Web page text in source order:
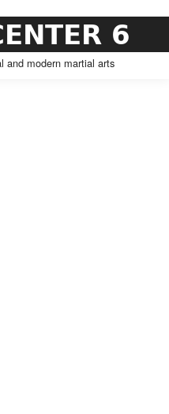
6
and modern martial arts